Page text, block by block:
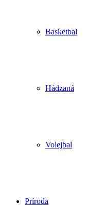
Basketbal
Hádzaná
Volejbal
Príroda